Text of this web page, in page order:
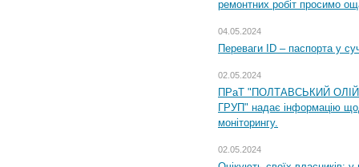
ремонтних робіт просимо
04.05.2024
Переваги ID – паспорта у
02.05.2024
ПРаТ "ПОЛТАВСЬКИЙ
ГРУП" надає інформацію
моніторингу.
02.05.2024